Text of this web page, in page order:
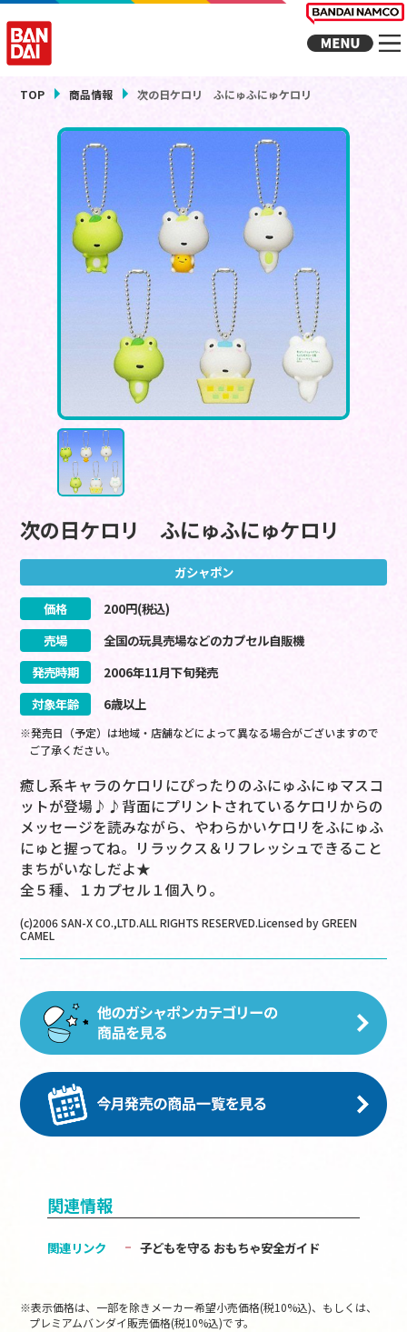
TOP 商品情報 次の日ケロリ ふにゅふにゅケロリ
次の日ケロリ ふにゅふにゅケロリ
ガシャポン
価格 200円(税込)
売場
全国の玩具売場などのカプセル自販機
発売時期
2006年11月下旬発売
対象年齢
6歳以上
※発売日（予定）は地域・店舗などによって異なる場合がございますので
ご了承ください。
癒し系キャラのケロリにぴったりのふにゅふにゅマスコ
ットが登場♪♪背面にプリントされているケロリからの
メッセージを読みながら、やわらかいケロリをふにゅふ
にゅと握ってね。リラックス＆リフレッシュできること
まちがいなしだよ★
全５種、１カプセル１個入り。
(c)2006 SAN-X CO.,LTD.ALL RIGHTS RESERVED.Licensed by GREEN
CAMEL
関連情報
関連リンク 子どもを守る おもちゃ安全ガイド
※表示価格は、一部を除きメーカー希望小売価格(税10%込)、もしくは、
プレミアムバンダイ販売価格(税10%込)です。